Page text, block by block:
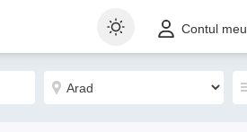
Contul meu
Sortează